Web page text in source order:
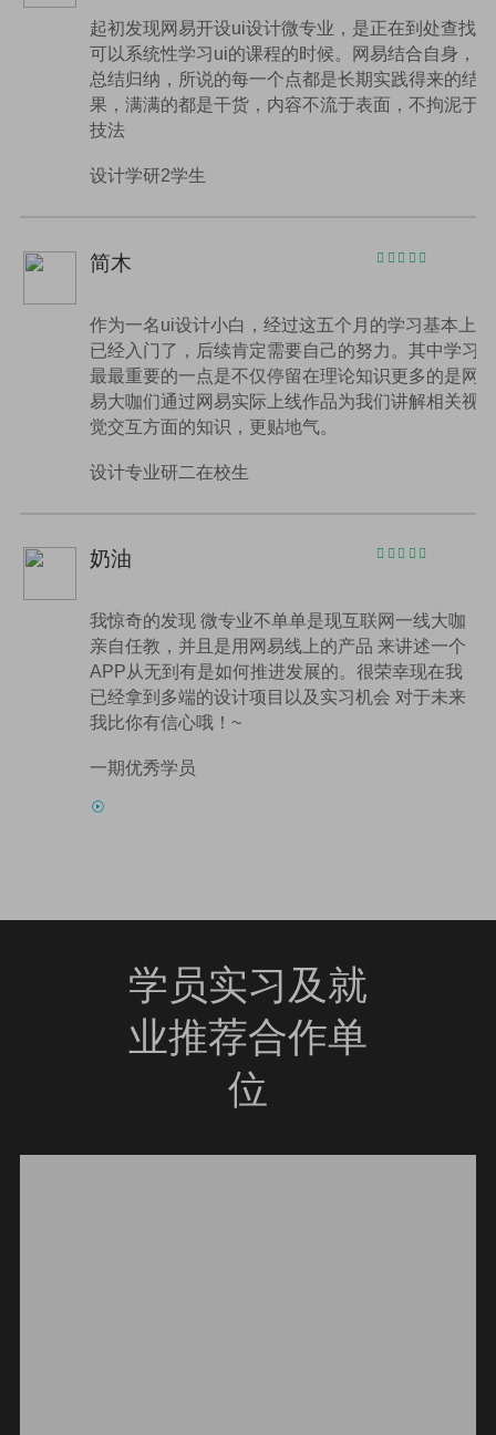
起初发现网易开设ui设计微专业，是正在到处查找
可以系统性学习ui的课程的时候。网易结合自身，
总结归纳，所说的每一个点都是长期实践得来的结
果，满满的都是干货，内容不流于表面，不拘泥于
技法
设计学研2学生
简木
作为一名ui设计小白，经过这五个月的学习基本上
已经入门了，后续肯定需要自己的努力。其中学习
最最重要的一点是不仅停留在理论知识更多的是网
易大咖们通过网易实际上线作品为我们讲解相关视
觉交互方面的知识，更贴地气。
设计专业研二在校生
奶油
我惊奇的发现 微专业不单单是现互联网一线大咖
亲自任教，并且是用网易线上的产品 来讲述一个
APP从无到有是如何推进发展的。很荣幸现在我
已经拿到多端的设计项目以及实习机会 对于未来
我比你有信心哦！~
一期优秀学员
学员实习及就
业推荐合作单
位